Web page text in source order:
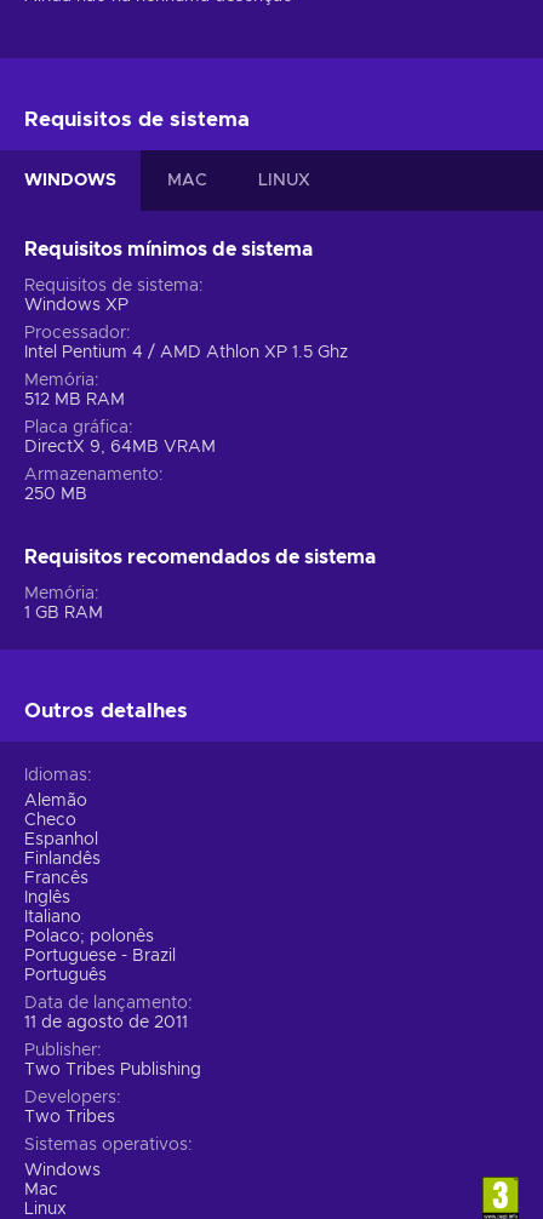
Requisitos de sistema
WINDOWS MAC LINUX
Requisitos mínimos de sistema
Requisitos de sistema
Windows XP
Processador
Intel Pentium 4 / AMD Athlon XP 1.5 Ghz
Memória
512 MB RAM
Placa gráfica
DirectX 9, 64MB VRAM
Armazenamento
250 MB
Requisitos recomendados de sistema
Memória
1 GB RAM
Outros detalhes
Idiomas
Alemão
Checo
Espanhol
Finlandês
Francês
Inglês
Italiano
Polaco; polonês
Portuguese - Brazil
Português
Data de lançamento
11 de agosto de 2011
Publisher
Two Tribes Publishing
Developers
Two Tribes
Sistemas operativos
Windows
Mac
Linux